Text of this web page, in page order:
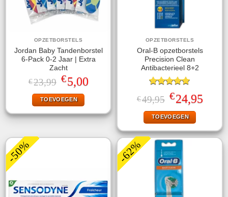
OPZETBORSTELS
Jordan Baby Tandenborstel
6-Pack 0-2 Jaar | Extra
Zacht
€23,99 Oorspronkelijke
prijs
was:
€23,99.
€5,00Huidige
prijs
TOEVOEGEN
OPZETBORSTELS
Oral-B opzetborstels
Precision Clean
Antibacterieel 8+2
Gewaardeerd
5.00uit 5
€49,95 Oorspronkelijke
prijs
was:
€49,95.
€24,95Huidige
prijs
TOEVOEGEN
-50% -62%